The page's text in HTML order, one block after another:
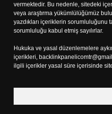
vermektedir. Bu nedenle, sitedeki
veya araştırma yükümlülüğümüz
yazdıkları içeriklerin sorumluluğunu
sorumluluğu kabul etmiş sayılırlar.
Hukuka ve yasal düzenlemelere
içerikleri,
ilgili içerikler yasal süre içerisinde